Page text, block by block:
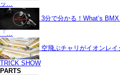
ッ…
3分で分かる！What’s
「…
空飛ぶチャリがイオンレ
TRICK SHOW
PARTS